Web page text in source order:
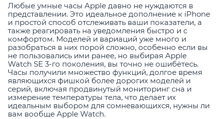
Любые умные часы Apple давно не нуждаются в
представлении. Это идеальное дополнение к iPhone
и простой способ отслеживать ваши показатели, а
также реагировать на уведомления быстро и с
комфортом. Моделей и вариаций уже много и
разобраться в них порой сложно, особенно если вы
не пользовались ими ранее, но выбирая Apple
Watch SE 3-го поколения, вы точно не ошибётесь.
Часы получили множество функций, долгое время
являющихся фишкой более дорогих моделей и
серий, включая продвинутый мониторинг сна и
измерение температуры тела, что делает их
идеальным выбором для сомневающихся, нужны ли
вам вообще Apple Watch.